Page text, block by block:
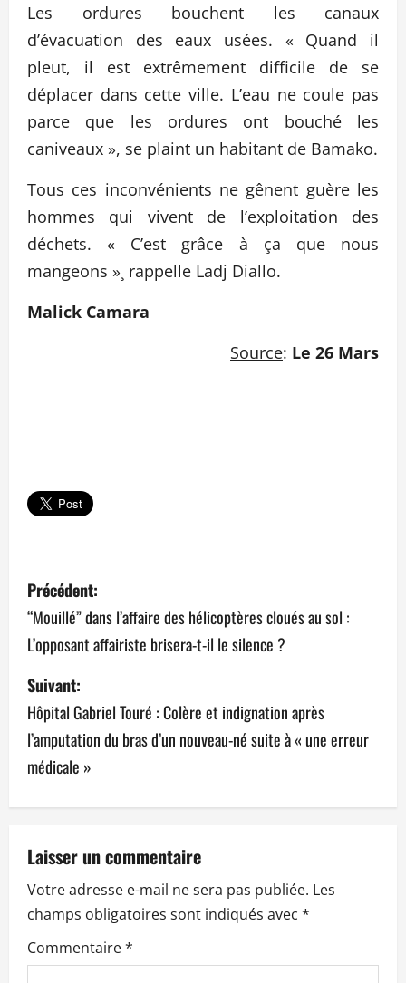
Les ordures bouchent les canaux
d’évacuation des eaux usées. « Quand il
pleut, il est extrêmement difficile de se
déplacer dans cette ville. L’eau ne coule pas
parce que les ordures ont bouché les
caniveaux », se plaint un habitant de Bamako.
Tous ces inconvénients ne gênent guère les
hommes qui vivent de l’exploitation des
déchets. « C’est grâce à ça que nous
mangeons »¸ rappelle Ladj Diallo.
Malick Camara
Source: Le 26 Mars
N
a
v
i
g
a
t
i
o
n
d
Précédent:
“Mouillé” dans l’affaire des hélicoptères cloués au sol :
L’opposant affairiste brisera-t-il le silence ?
Suivant:
Hôpital Gabriel Touré : Colère et indignation après
l’amputation du bras d’un nouveau-né suite à « une erreur
médicale »
Laisser un commentaire
Votre adresse e-mail ne sera pas publiée. Les
champs obligatoires sont indiqués avec *
Commentaire*